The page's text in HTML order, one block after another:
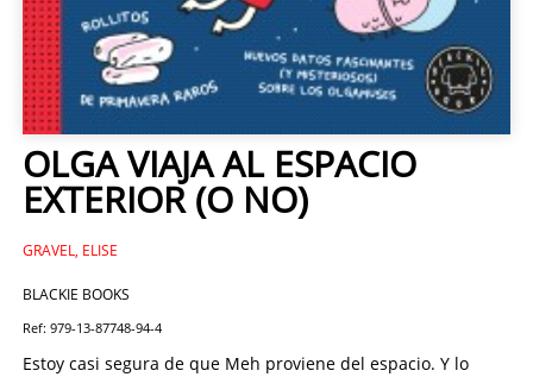
OLGA VIAJA AL ESPACIO
EXTERIOR (O NO)
GRAVEL, ELISE
BLACKIE BOOKS
Ref: 979-13-87748-94-4
Estoy casi segura de que Meh proviene del espacio. Y lo